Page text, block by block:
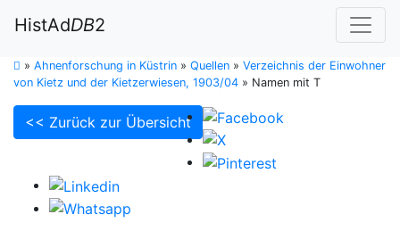
HistAdDB2
» Ahnenforschung in Küstrin » Quellen » Verzeichnis der Einwohner
von Kietz und der Kietzerwiesen, 1903/04 » Namen mit T
<< Zurück zur Übersicht